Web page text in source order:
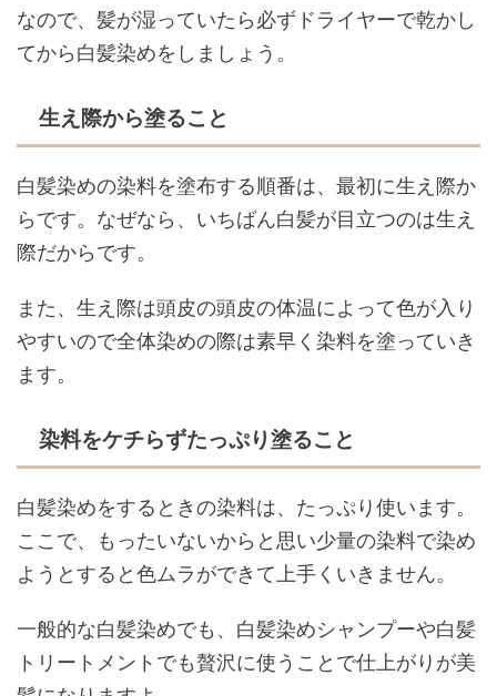
なので、髪が湿っていたら必ずドライヤーで乾かし
てから白髪染めをしましょう。
生え際から塗ること
白髪染めの染料を塗布する順番は、最初に生え際か
らです。なぜなら、いちばん白髪が目立つのは生え
際だからです。
また、生え際は頭皮の頭皮の体温によって色が入り
やすいので全体染めの際は素早く染料を塗っていき
ます。
染料をケチらずたっぷり塗ること
白髪染めをするときの染料は、たっぷり使います。
ここで、もったいないからと思い少量の染料で染め
ようとすると色ムラができて上手くいきません。
一般的な白髪染めでも、白髪染めシャンプーや白髪
トリートメントでも贅沢に使うことで仕上がりが美